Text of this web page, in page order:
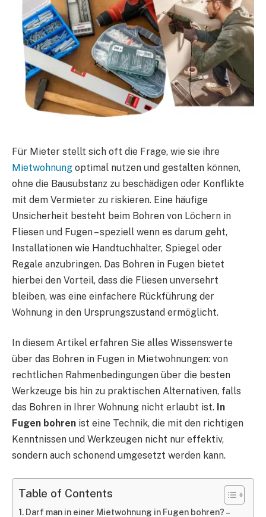
Für Mieter stellt sich oft die Frage, wie sie ihre
Mietwohnung optimal nutzen und gestalten können,
ohne die Bausubstanz zu beschädigen oder Konflikte
mit dem Vermieter zu riskieren. Eine häufige
Unsicherheit besteht beim Bohren von Löchern in
Fliesen und Fugen – speziell wenn es darum geht,
Installationen wie Handtuchhalter, Spiegel oder
Regale anzubringen. Das Bohren in Fugen bietet
hierbei den Vorteil, dass die Fliesen unversehrt
bleiben, was eine einfachere Rückführung der
Wohnung in den Ursprungszustand ermöglicht.
In diesem Artikel erfahren Sie alles Wissenswerte
über das Bohren in Fugen in Mietwohnungen: von
rechtlichen Rahmenbedingungen über die besten
Werkzeuge bis hin zu praktischen Alternativen, falls
das Bohren in Ihrer Wohnung nicht erlaubt ist. In
Fugen bohren ist eine Technik, die mit den richtigen
Kenntnissen und Werkzeugen nicht nur effektiv,
sondern auch schonend umgesetzt werden kann.
Table of Contents
Darf man in einer Mietwohnung in Fugen bohren? –